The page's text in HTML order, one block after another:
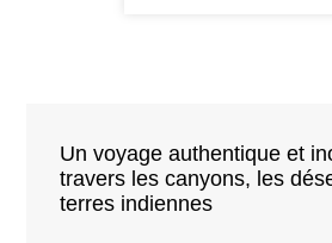
Un voyage authentique et
travers les canyons, les
terres indiennes